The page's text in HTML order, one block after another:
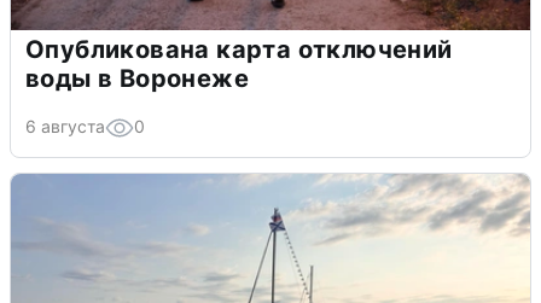
Опубликована карта отключений
воды в Воронеже
6 августа 0